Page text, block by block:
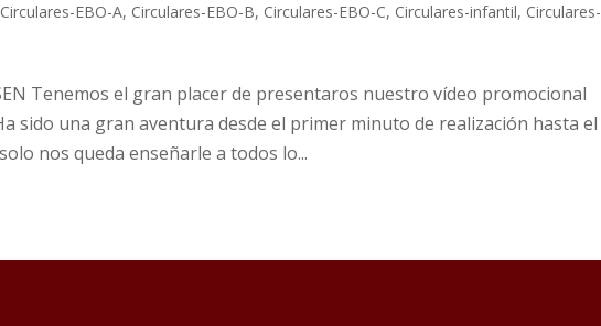
Circulares-EBO-A, Circulares-EBO-B, Circulares-EBO-C, Circulares-infantil, Circulares-
Tenemos el gran placer de presentaros nuestro vídeo promocional
sido una gran aventura desde el primer minuto de realización hasta el
nos queda enseñarle a todos lo...